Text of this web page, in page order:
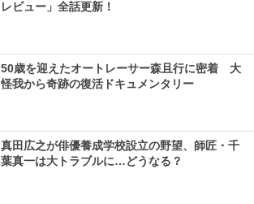
レビュー」全話更新！
50歳を迎えたオートレーサー森且行に密着 大
怪我から奇跡の復活ドキュメンタリー
真田広之が俳優養成学校設立の野望、師匠・千
葉真一は大トラブルに…どうなる？